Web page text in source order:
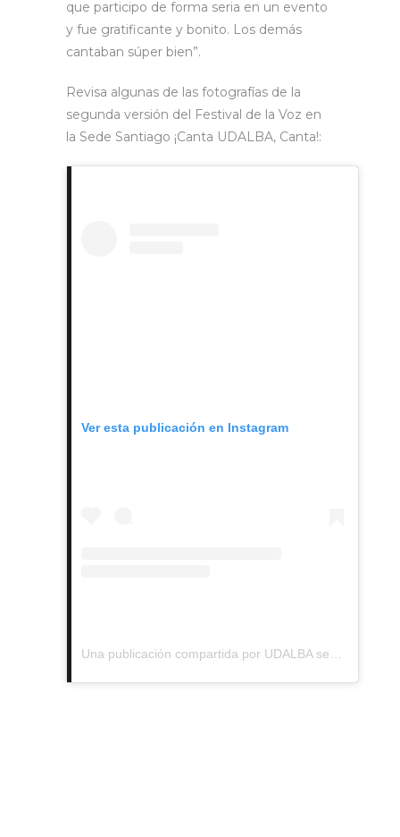
que participo de forma seria en un evento
y fue gratificante y bonito. Los demás
cantaban súper bien”.
Revisa algunas de las fotografías de la
segunda versión del Festival de la Voz en
la Sede Santiago ¡Canta UDALBA, Canta!:
Ver esta publicación en Instagram